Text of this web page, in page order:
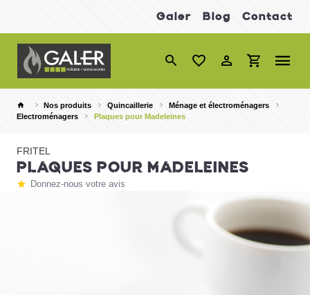
Galer Blog Contact
Nos produits Quincaillerie
Ménage et électroménagers
Electroménagers
Plaques pour Madeleines
FRITEL
PLAQUES POUR MADELEINES
Donnez-nous votre avis